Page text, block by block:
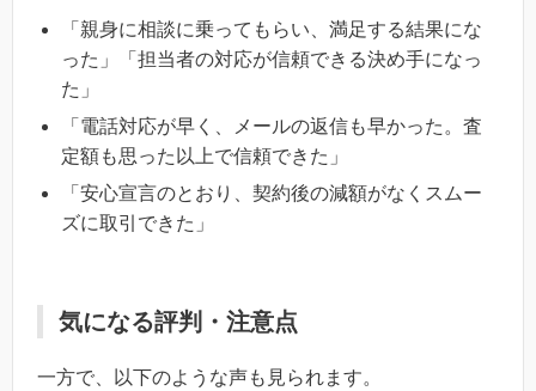
「親身に相談に乗ってもらい、満足する結果にな
った」「担当者の対応が信頼できる決め手になっ
た」
「電話対応が早く、メールの返信も早かった。査
定額も思った以上で信頼できた」
「安心宣言のとおり、契約後の減額がなくスムー
ズに取引できた」
気になる評判・注意点
一方で、以下のような声も見られます。